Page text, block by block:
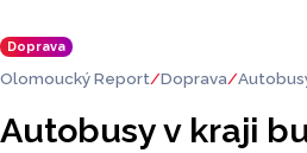
Doprava
Olomoucký Report Doprava
Autobusy v kraji